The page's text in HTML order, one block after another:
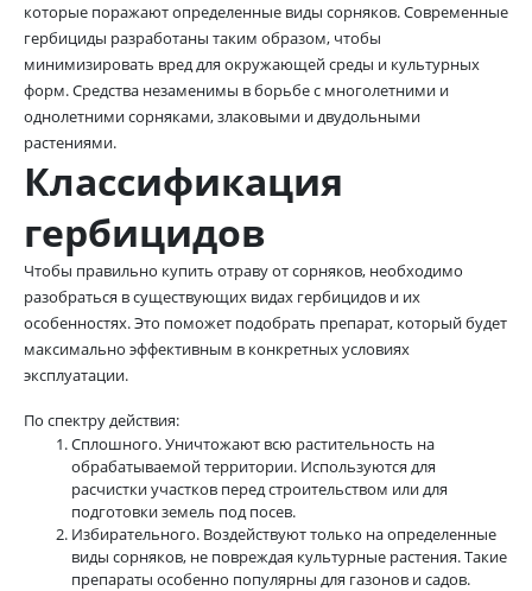
которые поражают определенные виды сорняков. Современные
гербициды разработаны таким образом, чтобы
минимизировать вред для окружающей среды и культурных
форм. Средства незаменимы в борьбе с многолетними и
однолетними сорняками, злаковыми и двудольными
растениями.
Классификация
гербицидов
Чтобы правильно купить отраву от сорняков, необходимо
разобраться в существующих видах гербицидов и их
особенностях. Это поможет подобрать препарат, который будет
максимально эффективным в конкретных условиях
эксплуатации.
По спектру действия:
Сплошного. Уничтожают всю растительность на
обрабатываемой территории. Используются для
расчистки участков перед строительством или для
подготовки земель под посев.
Избирательного. Воздействуют только на определенные
виды сорняков, не повреждая культурные растения. Такие
препараты особенно популярны для газонов и садов.